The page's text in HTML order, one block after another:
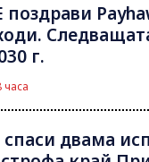
поздрави
г.
часа
спаси двама